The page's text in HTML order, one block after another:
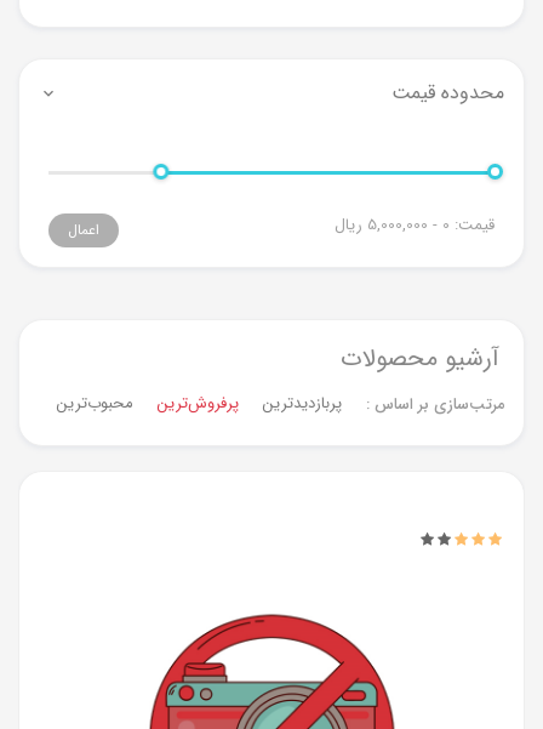
محدوده قیمت
قیمت: 0 - 5,000,000 ریال اعمال
آرشیو محصولات
مرتب‌سازی بر اساس : پربازدیدترین پرفروش‌ترین‌ محبوب‌ترین